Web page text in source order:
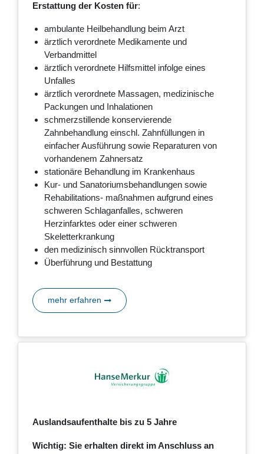
Erstattung der Kosten für:
ambulante Heilbehandlung beim Arzt
ärztlich verordnete Medikamente und
Verbandmittel
ärztlich verordnete Hilfsmittel infolge eines
Unfalles
ärztlich verordnete Massagen, medizinische
Packungen und Inhalationen
schmerzstillende konservierende
Zahnbehandlung einschl. Zahnfüllungen in
einfacher Ausführung sowie Reparaturen von
vorhandenem Zahnersatz
stationäre Behandlung im Krankenhaus
Kur- und Sanatoriumsbehandlungen sowie
Rehabilitations- maßnahmen aufgrund eines
schweren Schlaganfalles, schweren
Herzinfarktes oder einer schweren
Skeletterkrankung
den medizinisch sinnvollen Rücktransport
Überführung und Bestattung
mehr erfahren
Auslandsaufenthalte bis zu 5 Jahre
Wichtig: Sie erhalten direkt im Anschluss an